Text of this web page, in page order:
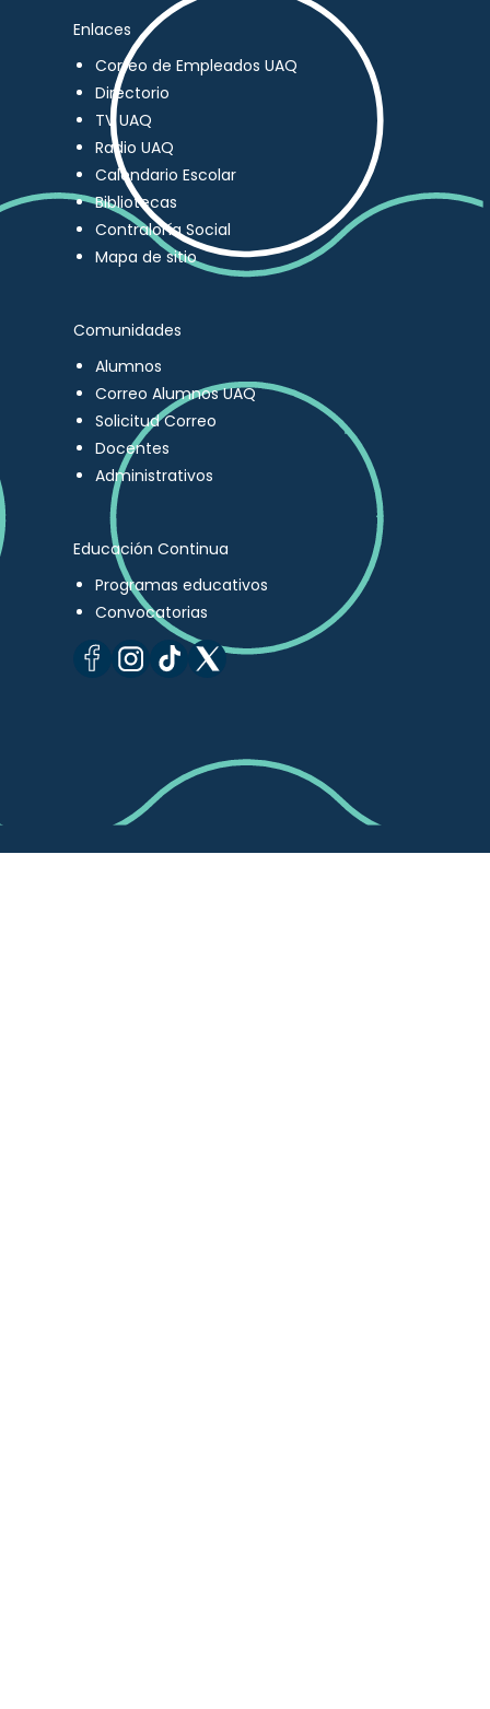
Enlaces
Correo de Empleados UAQ
Directorio
TV UAQ
Radio UAQ
Calendario Escolar
Bibliotecas
Contraloría Social
Mapa de sitio
Comunidades
Alumnos
Correo Alumnos UAQ
Solicitud Correo
Docentes
Administrativos
Educación Continua
Programas educativos
Convocatorias